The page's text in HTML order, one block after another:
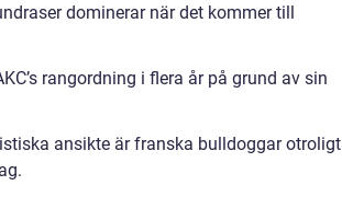
dominerar när det kommer till
rangordning i flera år på grund av sin
ansikte är franska bulldoggar otroligt